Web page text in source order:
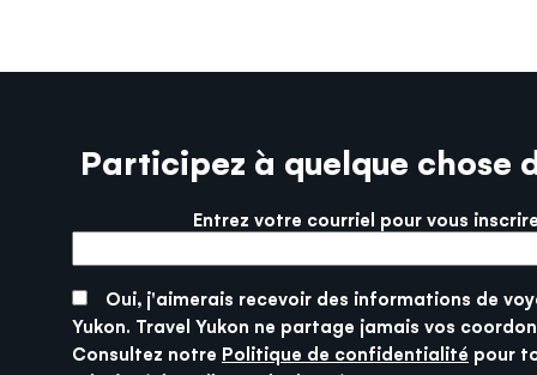
Participez à quelque chose
Entrez votre courriel pour vous
Oui, j'aimerais recevoir des informations de
Yukon. Travel Yukon ne partage jamais vos
Consultez notre Politique de confidentialité pour